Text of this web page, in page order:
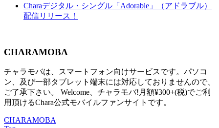
Charaデジタル・シングル「Adorable」（アドラブル）
配信リリース！
CHARAMOBA
チャラモバは、スマートフォン向けサービスです。パソコ
ン、及び一部タブレット端末には対応しておりませんので、
ご了承下さい。 Welcome、チャラモバ!月額¥300+(税)でご利
用頂けるChara公式モバイルファンサイトです。
CHARAMOBA